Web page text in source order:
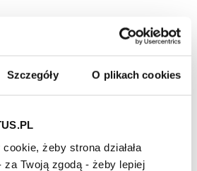
Szczegóły O plikach cookies
żeby strona działała
za Twoją zgodą - żeby lepiej
W SŁOWNIKU